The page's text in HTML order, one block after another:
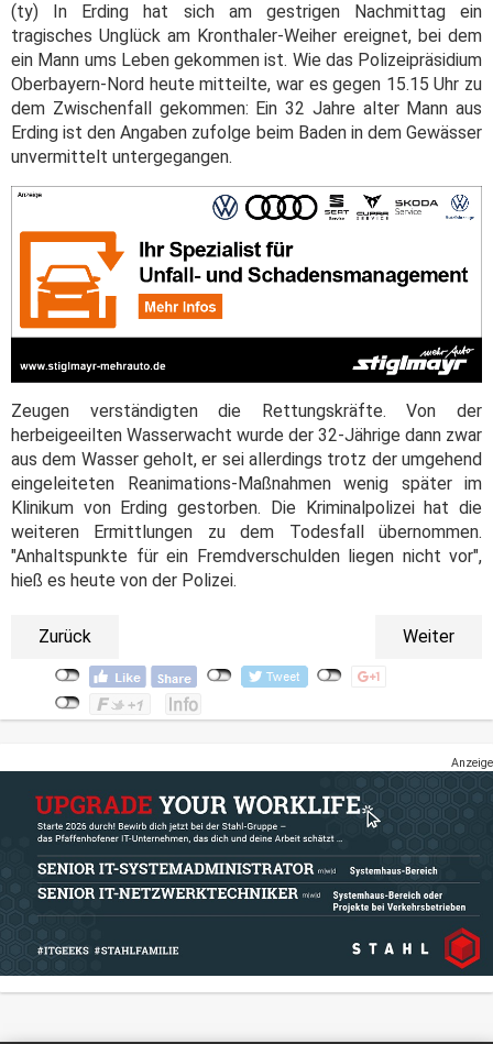
(ty) In Erding hat sich am gestrigen Nachmittag ein
tragisches Unglück am Kronthaler-Weiher ereignet, bei dem
ein Mann ums Leben gekommen ist. Wie das Polizeipräsidium
Oberbayern-Nord heute mitteilte, war es gegen 15.15 Uhr zu
dem Zwischenfall gekommen: Ein 32 Jahre alter Mann aus
Erding ist den Angaben zufolge beim Baden in dem Gewässer
unvermittelt untergegangen.
Zeugen verständigten die Rettungskräfte. Von der
herbeigeeilten Wasserwacht wurde der 32-Jährige dann zwar
aus dem Wasser geholt, er sei allerdings trotz der umgehend
eingeleiteten Reanimations-Maßnahmen wenig später im
Klinikum von Erding gestorben. Die Kriminalpolizei hat die
weiteren Ermittlungen zu dem Todesfall übernommen.
"Anhaltspunkte für ein Fremdverschulden liegen nicht vor",
hieß es heute von der Polizei.
Zurück Weiter
Anzeige